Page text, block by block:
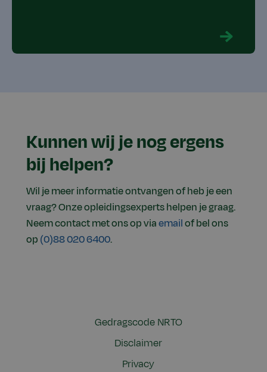
Kunnen wij je nog ergens
bij helpen?
Wil je meer informatie ontvangen of heb je een
vraag? Onze opleidingsexperts helpen je graag.
Neem contact met ons op viaemailof bel ons
op (0)88 020 6400.
Gedragscode NRTO
Disclaimer
Privacy